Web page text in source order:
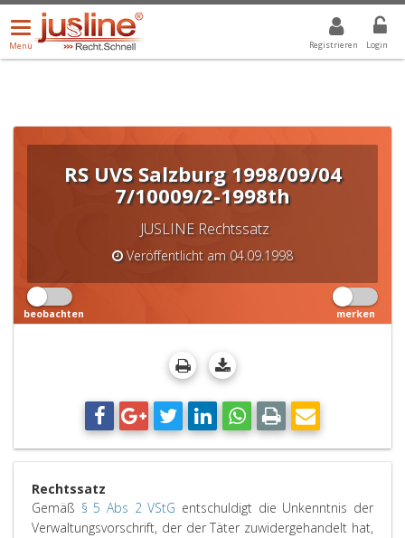
Registrieren Login
Menü
öffnen/schließen
Menü
ALLE DROPDOWN: GEWÄHLTER WERT IST ALLE
RS UVS Salzburg 1998/09/04
7/10009/2-1998th
JUSLINE Rechtssatz
Veröffentlicht am 04.09.1998
beobachten merken
Rechtssatz
Gemäß § 5 Abs 2 VStG entschuldigt die Unkenntnis der
Verwaltungsvorschrift, der der Täter zuwidergehandelt hat,